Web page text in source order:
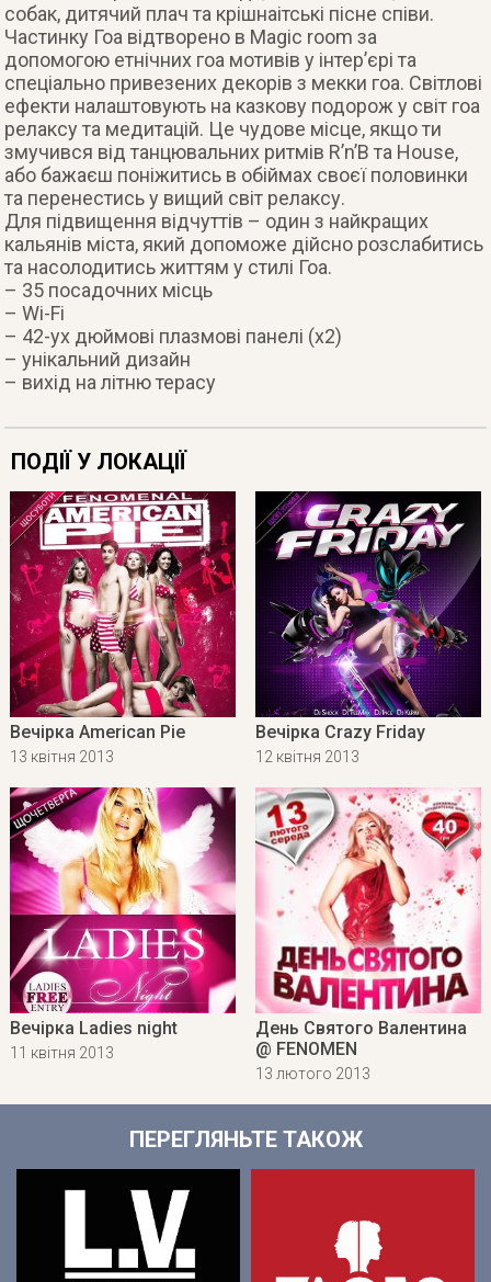
собак, дитячий плач та крішнаітські пісне співи.
Частинку Гоа відтворено в Magic room за
допомогою етнічних гоа мотивів у інтер’єрі та
спеціально привезених декорів з мекки гоа. Світлові
ефекти налаштовують на казкову подорож у світ гоа
релаксу та медитацій. Це чудове місце, якщо ти
змучився від танцювальних ритмів R’n’B та House,
або бажаєш поніжитись в обіймах своєї половинки
та перенестись у вищий світ релаксу.
Для підвищення відчуттів – один з найкращих
кальянів міста, який допоможе дійсно розслабитись
та насолодитись життям у стилі Гоа.
– 35 посадочних місць
– Wi-Fi
– 42-ух дюймові плазмові панелі (x2)
– унікальний дизайн
– вихід на літню терасу
ПОДІЇ У ЛОКАЦІЇ
Вечірка American Pie
13 квітня 2013
Вечірка Crazy Friday
12 квітня 2013
Вечірка Ladies night
11 квітня 2013
День Святого Валентина
@ FENOMEN
13 лютого 2013
ПЕРЕГЛЯНЬТЕ ТАКОЖ